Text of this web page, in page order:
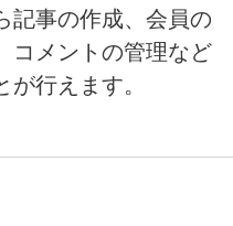
記事の作成、会員の
コメントの管理など
が行えます。